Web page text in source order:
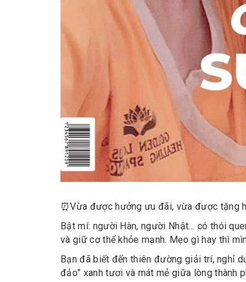
⏰Vừa được hưởng ưu đãi, vừa được tặng
Bật mí: người Hàn, người Nhật… có thói
và giữ cơ thể khỏe mạnh. Mẹo gì hay thì
Bạn đã biết đến thiên đường giải trí, nghỉ
đảo” xanh tươi và mát mẻ giữa lòng thành